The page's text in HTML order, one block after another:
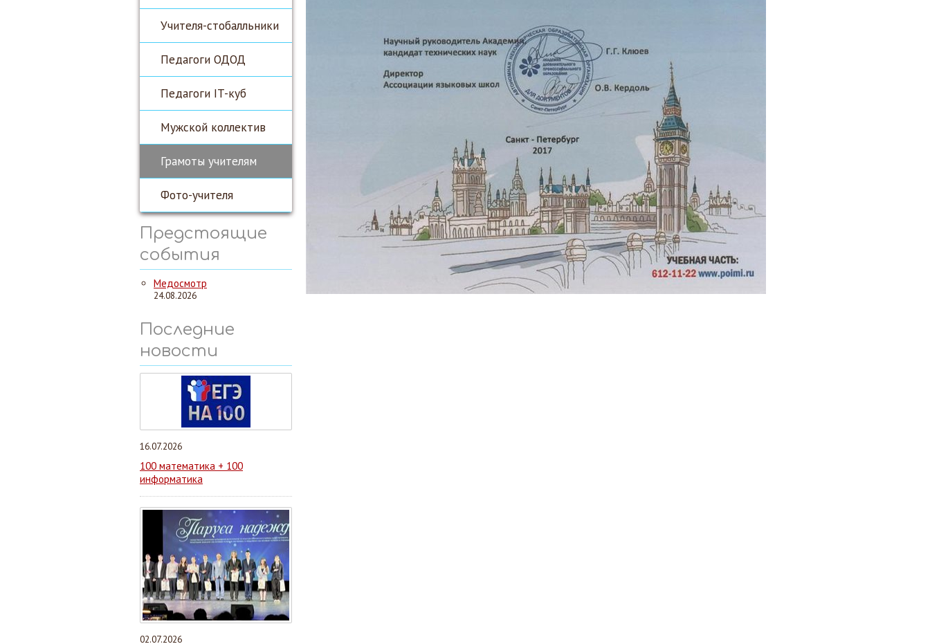
Учителя-стобалльники
Педагоги ОДОД
Педагоги IT-куб
Мужской коллектив
Грамоты учителям
Фото-учителя
Предстоящие
события
Медосмотр
24.08.2026
Последние
новости
16.07.2026
100 математика + 100
информатика
02.07.2026